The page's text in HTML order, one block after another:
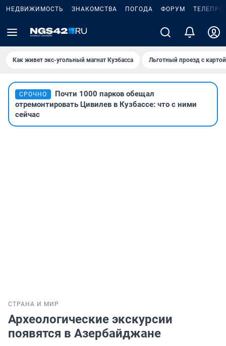
НЕДВИЖИМОСТЬ ЗНАКОМСТВА ПОГОДА ФОРУМ
Как живет экс-угольный магнат Кузбасса Льготный проезд с
СРОЧНО
Почти 1000 парков обещал
отремонтировать Цивилев в Кузбассе: что с ними
сейчас
СТРАНА И МИР
Археологические экскурсии
появятся в Азербайджане